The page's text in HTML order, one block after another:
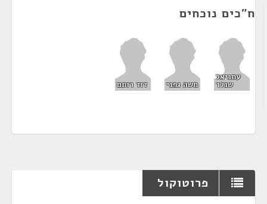
ח"כים נוכחים
עתניאל
שנלר משה גפני דוד רותם
פרוטוקול